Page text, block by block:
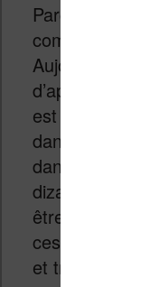
Parce qu’il est
comment l’IA a
Aujourd’hui le
d’apprendre à
est de lui «
dans une
dans une autre
dizaines de
être de
ces livres sont
et traducteurs.